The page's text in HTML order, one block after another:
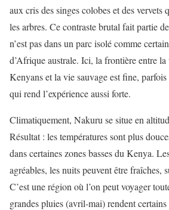
aux cris des singes colobes et des vervets
les arbres. Ce contraste brutal fait partie
n’est pas dans un parc isolé comme
d’Afrique australe. Ici, la frontière entre
Kenyans et la vie sauvage est fine, parfois
qui rend l’expérience aussi forte.
Climatiquement, Nakuru se situe en
Résultat : les températures sont plus
dans certaines zones basses du Kenya.
agréables, les nuits peuvent être fraîches,
C’est une région où l’on peut voyager
grandes pluies (avril-mai) rendent